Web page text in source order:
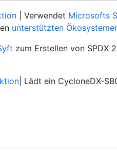
| Verwendet Microsofts
unterstützten
zum Erstellen von SPDX
| Lädt ein CycloneDX-